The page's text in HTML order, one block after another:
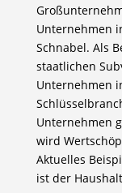
Unternehmen
Schnabel. Als
staatlichen
Unternehmen
Unternehmen
wird
Aktuelles
ist der